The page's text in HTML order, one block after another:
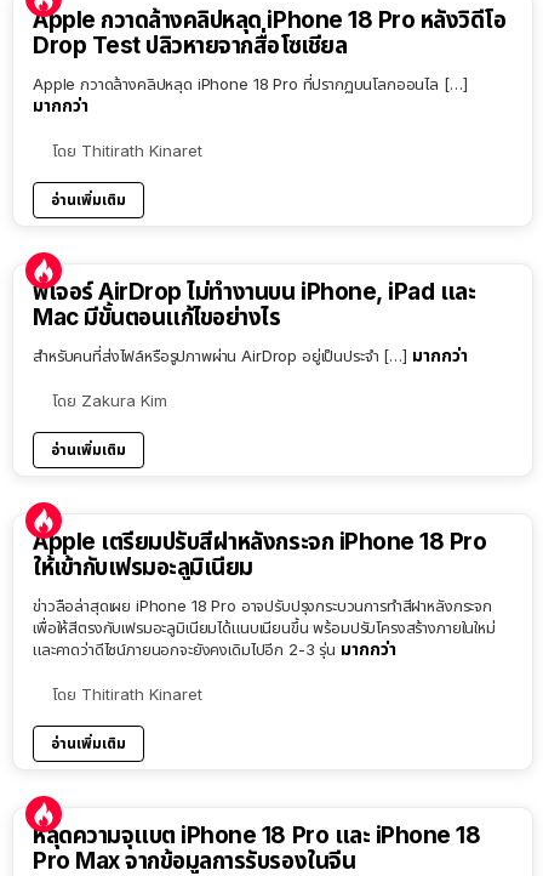
Apple กวาดล้างคลิปหลุด iPhone 18 Pro หลังวิดีโอ
Drop Test ปลิวหายจากสื่อโซเชียล
Apple กวาดล้างคลิปหลุด iPhone 18 Pro ที่ปรากฏบนโลกออนไล […]
มากกว่า
โดย Thitirath Kinaret
อ่านเพิ่มเติม
ฟีเจอร์ AirDrop ไม่ทำงานบน iPhone, iPad และ
Mac มีขั้นตอนแก้ไขอย่างไร
สำหรับคนที่ส่งไฟล์หรือรูปภาพผ่าน AirDrop อยู่เป็นประจำ […] มากกว่า
โดย Zakura Kim
อ่านเพิ่มเติม
Apple เตรียมปรับสีฝาหลังกระจก iPhone 18 Pro
ให้เข้ากับเฟรมอะลูมิเนียม
ข่าวลือล่าสุดเผย iPhone 18 Pro อาจปรับปรุงกระบวนการทำสีฝาหลังกระจก
เพื่อให้สีตรงกับเฟรมอะลูมิเนียมได้แนบเนียนขึ้น พร้อมปรับโครงสร้างภายในใหม่
และคาดว่าดีไซน์ภายนอกจะยังคงเดิมไปอีก 2-3 รุ่น มากกว่า
โดย Thitirath Kinaret
อ่านเพิ่มเติม
หลุดความจุแบต iPhone 18 Pro และ iPhone 18
Pro Max จากข้อมูลการรับรองในจีน